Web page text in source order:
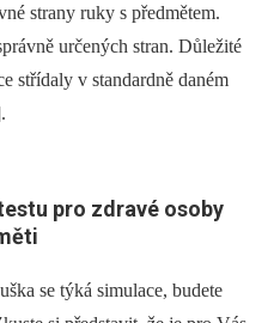
strany ruky s předmětem.
určených stran. Důležité
střídaly v standardně daném
pro zdravé osoby
se týká simulace, budete